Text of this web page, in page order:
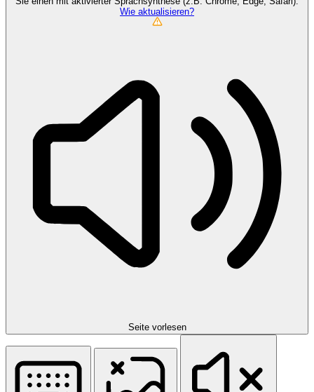
Wie aktualisieren?
Seite vorlesen